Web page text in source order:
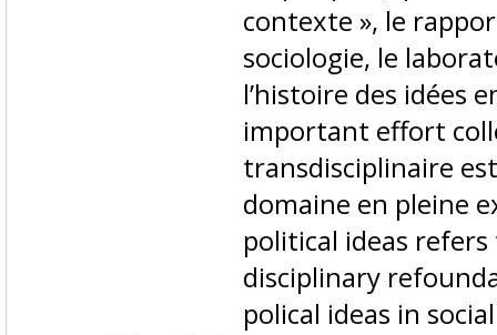
contexte », le
sociologie, le
l’histoire des idées
important effort
transdisciplinaire
domaine en pleine
political ideas
disciplinary
polical ideas in